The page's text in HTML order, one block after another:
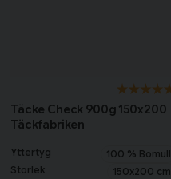
Täcke Check 900g 150x200
Täckfabriken
Yttertyg
100 % Bomull
Storlek
150x200 cm